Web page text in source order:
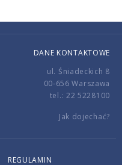
DANE KONTAKTOWE
ul. Śniadeckich 8
00-656 Warszawa
tel.: 22 5228100
Jak dojechać?
REGULAMIN